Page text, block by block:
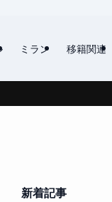
ミラン 移籍関連
新着記事